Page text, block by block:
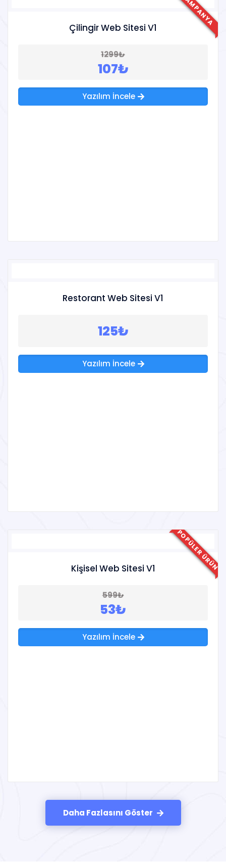
KAMPANYA
Çilingir Web Sitesi V1
1299₺
107₺
Yazılım İncele
Restorant Web Sitesi V1
125₺
Yazılım İncele
POPÜLER ÜRÜN
Kişisel Web Sitesi V1
599₺
53₺
Yazılım İncele
Daha Fazlasını Göster